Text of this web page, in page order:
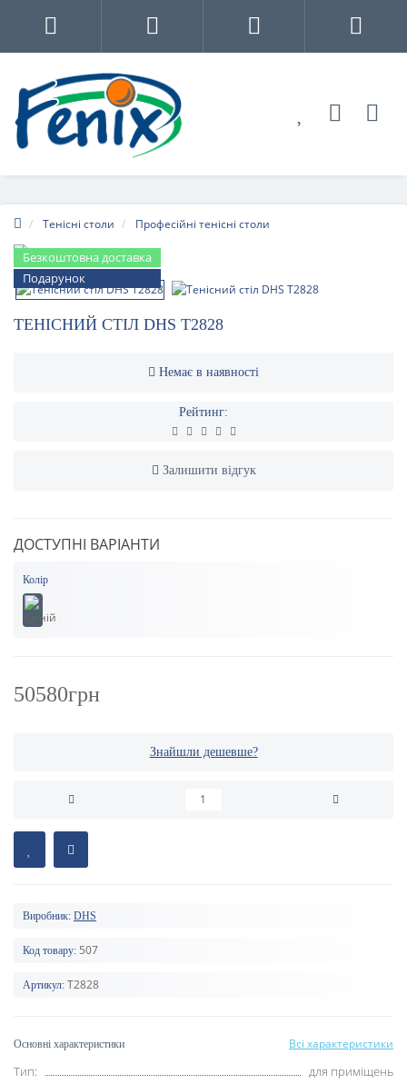
Тенісні столи Професійні тенісні столи
Безкоштовна доставка
Подарунок
ТЕНІСНИЙ СТІЛ DHS T2828
Немає в наявності
Рейтинг:
Залишити відгук
ДОСТУПНІ ВАРІАНТИ
Колір
50580грн
Знайшли дешевше?
Виробник: DHS
Код товару: 507
Артикул: T2828
Основні характеристики Всі характеристики
Тип:
для приміщень